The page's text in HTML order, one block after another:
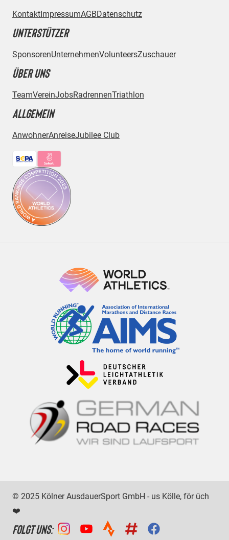
KontaktImpressumAGBDatenschutz
UNTERSTÜTZER
SponsorenUnternehmenVolunteersZuschauer
ÜBER UNS
TeamVereinJobsRadrennenTriathlon
ALLGEMEIN
AnwohnerAnreiseJubilee Club
Bezahlmethoden:
© 2025 Kölner AusdauerSport GmbH - us Kölle, för üch
❤️
FOLGT UNS: